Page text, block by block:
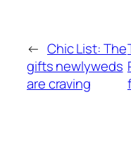
← Chic List: The
gifts newlyweds
are craving